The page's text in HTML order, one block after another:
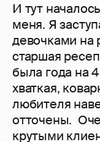
И тут
меня. Я
девочками на
старшая
была года на
хваткая,
любителя
отточены.
крутыми